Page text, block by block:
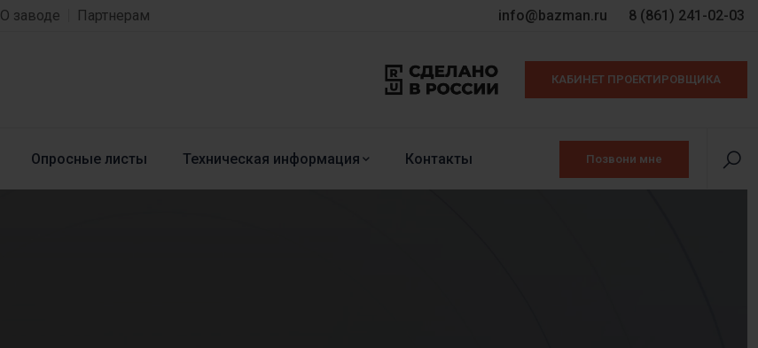
О заводе Партнерам info@bazman.ru 8 (861) 241-02-03
КАБИНЕТ ПРОЕКТИРОВЩИКА
Опросные листы Техническая информация Контакты Позвони мне